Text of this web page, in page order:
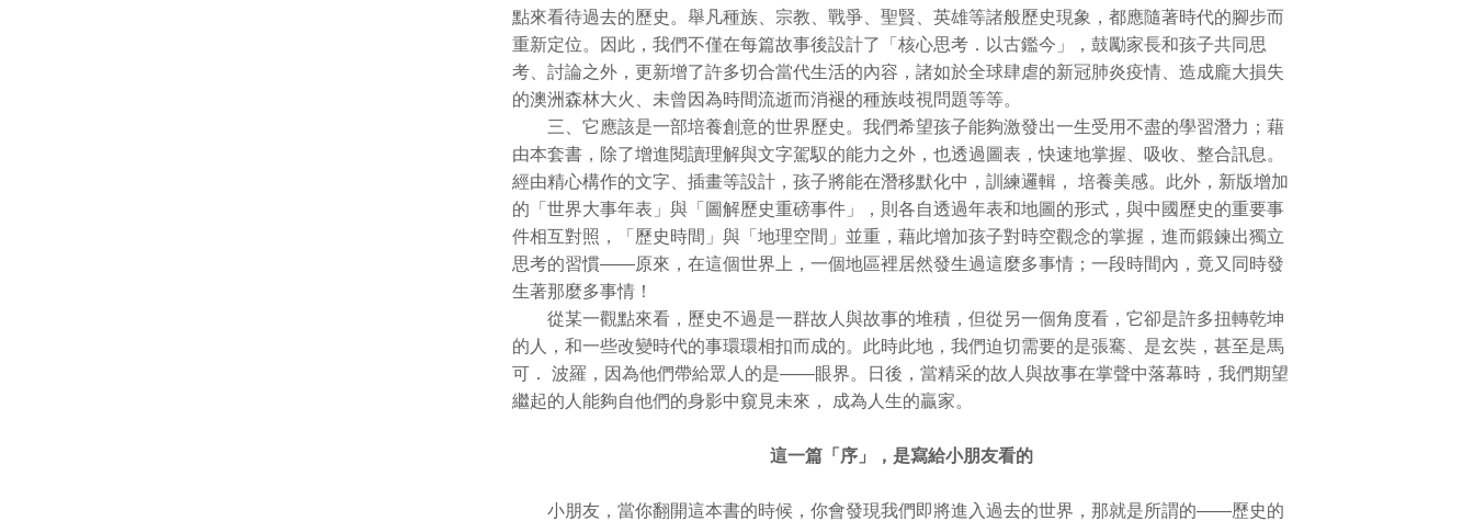
點來看待過去的歷史。舉凡種族、宗教、戰爭、聖賢、英雄等諸般歷史現象，都應隨著時代的腳步而
重新定位。因此，我們不僅在每篇故事後設計了「核心思考．以古鑑今」，鼓勵家長和孩子共同思
考、討論之外，更新增了許多切合當代生活的內容，諸如於全球肆虐的新冠肺炎疫情、造成龐大損失
的澳洲森林大火、未曾因為時間流逝而消褪的種族歧視問題等等。
三、它應該是一部培養創意的世界歷史。我們希望孩子能夠激發出一生受用不盡的學習潛力；藉
由本套書，除了增進閱讀理解與文字駕馭的能力之外，也透過圖表，快速地掌握、吸收、整合訊息。
經由精心構作的文字、插畫等設計，孩子將能在潛移默化中，訓練邏輯， 培養美感。此外，新版增加
的「世界大事年表」與「圖解歷史重磅事件」，則各自透過年表和地圖的形式，與中國歷史的重要事
件相互對照，「歷史時間」與「地理空間」並重，藉此增加孩子對時空觀念的掌握，進而鍛鍊出獨立
思考的習慣——原來，在這個世界上，一個地區裡居然發生過這麼多事情；一段時間內，竟又同時發
生著那麼多事情！
從某一觀點來看，歷史不過是一群故人與故事的堆積，但從另一個角度看，它卻是許多扭轉乾坤
的人，和一些改變時代的事環環相扣而成的。此時此地，我們迫切需要的是張騫、是玄奘，甚至是馬
可． 波羅，因為他們帶給眾人的是——眼界。日後，當精采的故人與故事在掌聲中落幕時，我們期望
繼起的人能夠自他們的身影中窺見未來， 成為人生的贏家。
這一篇「序」，是寫給小朋友看的
小朋友，當你翻開這本書的時候，你會發現我們即將進入過去的世界，那就是所謂的——歷史的